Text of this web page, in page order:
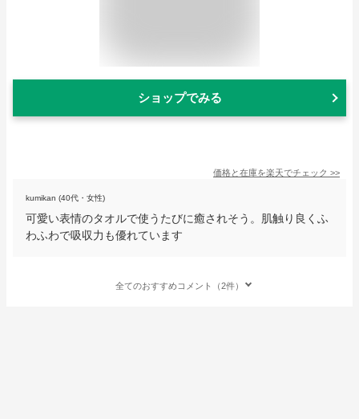
ショップでみる
価格と在庫を楽天でチェック >>
kumikan (40代・女性)
可愛い表情のタオルで使うたびに癒されそう。肌触り良くふ
わふわで吸収力も優れています
全てのおすすめコメント（2件）